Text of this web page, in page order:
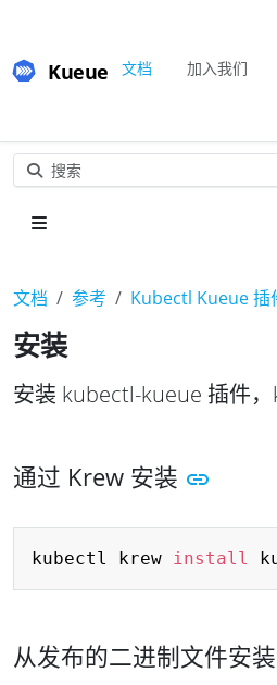
Kueue 文档 加入我们
搜索
文档 参考 Kubectl Kueue 插
安装
安装 kubectl-kueue 插件，
通过 Krew 安装
kubectl krew install
从发布的二进制文件安装